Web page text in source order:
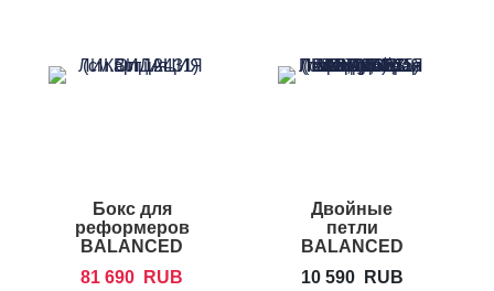
Бокс для
реформеров
BALANCED
81 690 RUB
Двойные
петли
BALANCED
10 590 RUB